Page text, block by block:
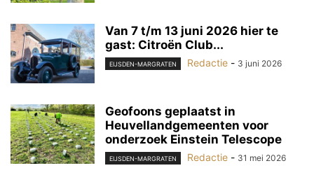
Van 7 t/m 13 juni 2026 hier te
gast: Citroën Club...
EIJSDEN-MARGRATEN Redactie - 3 juni 2026
Geofoons geplaatst in
Heuvellandgemeenten voor
onderzoek Einstein Telescope
EIJSDEN-MARGRATEN Redactie - 31 mei 2026